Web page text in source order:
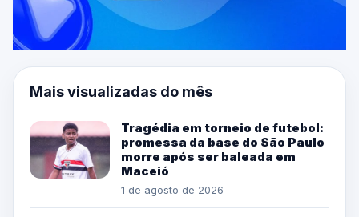
Mais visualizadas do mês
Tragédia em torneio de futebol:
promessa da base do São Paulo
morre após ser baleada em
Maceió
1 de agosto de 2026